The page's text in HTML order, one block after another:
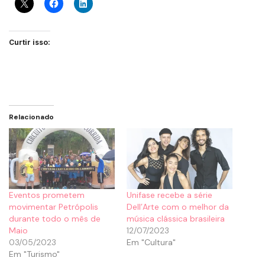
Curtir isso:
Relacionado
Eventos prometem
movimentar Petrópolis
durante todo o mês de
Maio
03/05/2023
Em "Turismo"
Unifase recebe a série
Dell’Arte com o melhor da
música clássica brasileira
12/07/2023
Em "Cultura"